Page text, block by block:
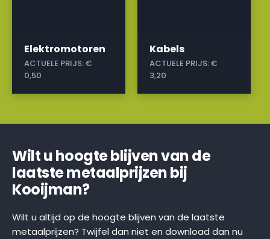
Elektromotoren
ACTUELE PRIJS:€
0,50
Kabels
ACTUELE PRIJS:€
3,20
Wilt u hoogte blijven van de
laatste metaalprijzen bij
Kooijman?
Wilt u altijd op de hoogte blijven van de laatste
metaalprijzen? Twijfel dan niet en download dan nu